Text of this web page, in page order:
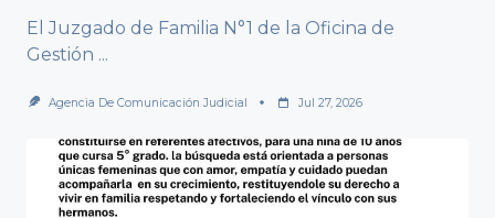
El Juzgado de Familia N°1 de la Oficina de
Gestión ...
Agencia De Comunicación Judicial Jul 27, 2026